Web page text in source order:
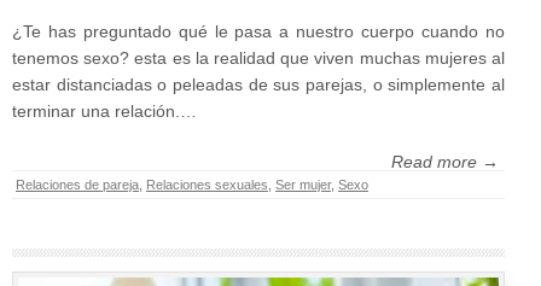
¿Te has preguntado qué le pasa a nuestro cuerpo cuando no
tenemos sexo? esta es la realidad que viven muchas mujeres al
estar distanciadas o peleadas de sus parejas, o simplemente al
terminar una relación.…
Read more →
Relaciones de pareja Relaciones sexuales Ser mujer, Sexo